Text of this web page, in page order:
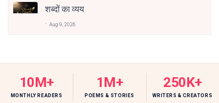
शब्दों का व्यय
Aug 9, 2026
10M+
MONTHLY READERS
1M+
POEMS & STORIES
250K+
WRITERS & CREATORS